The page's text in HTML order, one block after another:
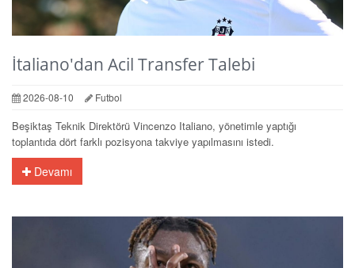
İtaliano'dan Acil Transfer Talebi
2026-08-10 Futbol
Beşiktaş Teknik Direktörü Vincenzo Italiano, yönetimle yaptığı
toplantıda dört farklı pozisyona takviye yapılmasını istedi.
Devamı